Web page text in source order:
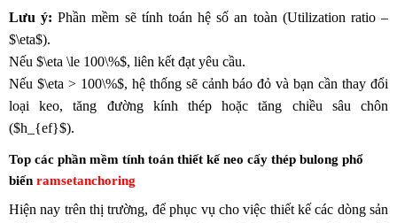
Lưu ý: Phần mềm sẽ tính toán hệ số an toàn (Utilization ratio –
$\eta$).
Nếu $\eta \le 100\%$, liên kết đạt yêu cầu.
Nếu $\eta > 100\%$, hệ thống sẽ cảnh báo đỏ và bạn cần thay đổi
loại keo, tăng đường kính thép hoặc tăng chiều sâu chôn
($h_{ef}$).
Top các phần mềm tính toán thiết kế neo cấy thép bulong phổ
biến ramsetanchoring
Hiện nay trên thị trường, để phục vụ cho việc thiết kế các dòng sản